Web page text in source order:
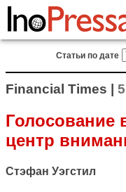
Статьи по дате
Financial Times |
Голосование
центр
Стэфан Уэгстил